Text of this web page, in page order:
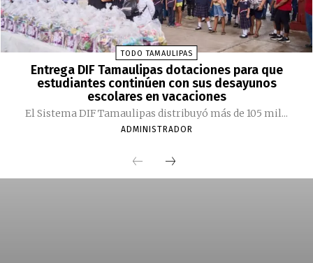
TODO TAMAULIPAS
Entrega DIF Tamaulipas dotaciones para que
estudiantes continúen con sus desayunos
escolares en vacaciones
El Sistema DIF Tamaulipas distribuyó más de 105 mil...
ADMINISTRADOR